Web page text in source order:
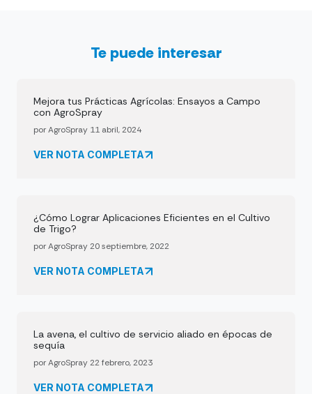
Te puede interesar
Mejora tus Prácticas Agrícolas: Ensayos a Campo
con AgroSpray
por AgroSpray 11 abril, 2024
VER NOTA COMPLETA
¿Cómo Lograr Aplicaciones Eficientes en el Cultivo
de Trigo?
por AgroSpray 20 septiembre, 2022
VER NOTA COMPLETA
La avena, el cultivo de servicio aliado en épocas de
sequía
por AgroSpray 22 febrero, 2023
VER NOTA COMPLETA